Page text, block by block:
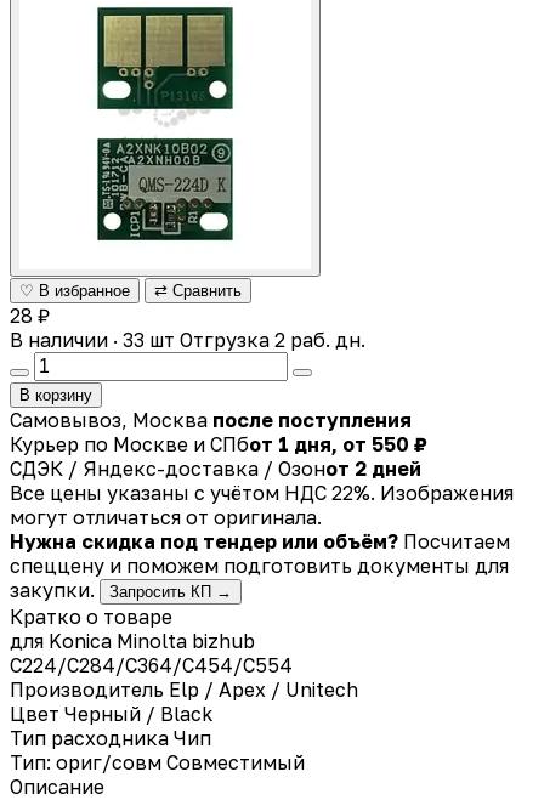
♡ В избранное ⇄ Сравнить
28 ₽
В наличии · 33 шт Отгрузка 2 раб. дн.
В корзину
Самовывоз, Москва после поступления
Курьер по Москве и СПбот 1 дня, от 550 ₽
СДЭК / Яндекс-доставка / Озонот 2 дней
Все цены указаны с учётом НДС 22%. Изображения
могут отличаться от оригинала.
Нужна скидка под тендер или объём? Посчитаем
спеццену и поможем подготовить документы для
закупки.
Запросить КП →
Кратко о товаре
для Konica Minolta bizhub
C224/C284/C364/C454/C554
Производитель Elp / Apex / Unitech
Цвет Черный / Black
Тип расходника Чип
Тип: ориг/совм Совместимый
Описание